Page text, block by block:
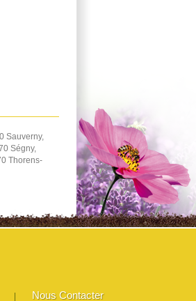
Sauverny,
Ségny,
Thorens-
| Nous Contacter